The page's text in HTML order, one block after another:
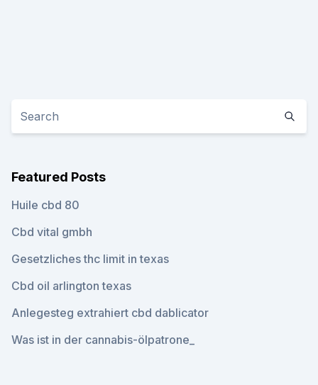
Featured Posts
Huile cbd 80
Cbd vital gmbh
Gesetzliches thc limit in texas
Cbd oil arlington texas
Anlegesteg extrahiert cbd dablicator
Was ist in der cannabis-ölpatrone_